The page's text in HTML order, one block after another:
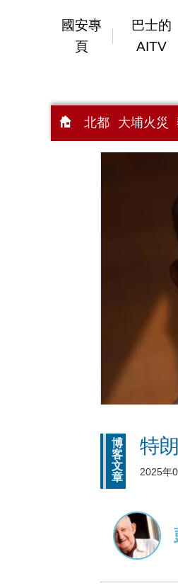
國安專
頁
巴士的
AITV
北都 大埔火災
博
客
文
章
特
2025年